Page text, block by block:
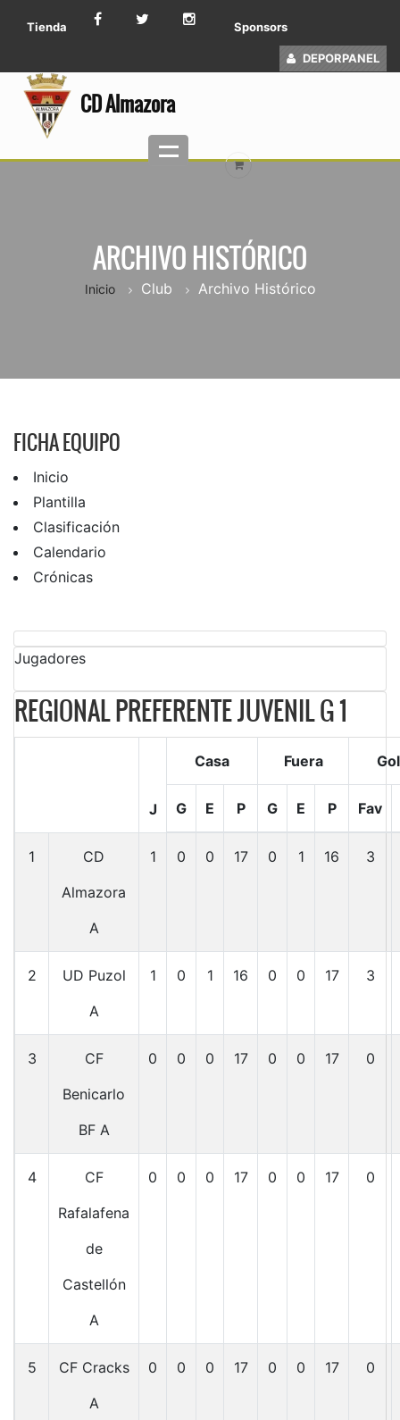
Tienda Sponsors
DEPORPANEL
CD Almazora
ARCHIVO HISTÓRICO
Inicio Club Archivo Histórico
FICHA EQUIPO
Inicio
Plantilla
Clasificación
Calendario
Crónicas
Jugadores
REGIONAL PREFERENTE JUVENIL G 1
J
Casa Fuera
G E P G E P Fav
1
CD
Almazora
A
1 0 0 17 0 1 16 3
2
UD Puzol
A
1 0 1 16 0 0 17 3
3
CF
Benicarlo
BF A
0 0 0 17 0 0 17 0
4
CF
Rafalafena
de
Castellón
A
0 0 0 17 0 0 17 0
5
CF Cracks
A
0 0 0 17 0 0 17 0